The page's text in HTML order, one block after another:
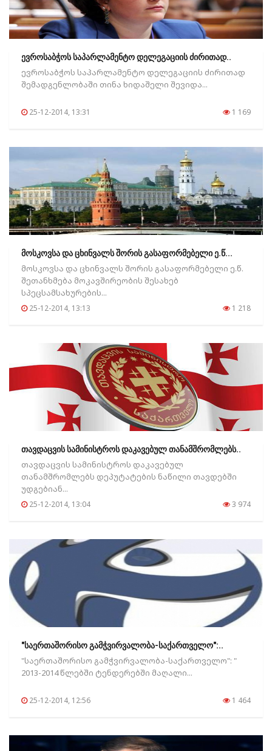
ევროსაბჭოს საპარლამენტო დელეგაციის ძირითად..
ევროსაბჭოს საპარლამენტო დელეგაციის ძირითად
შემადგენლობაში თინა ხიდაშელი შევიდა...
25-12-2014, 13:31 1 169
მოსკოვსა და ცხინვალს შორის გასაფორმებელი ე.წ...
მოსკოვსა და ცხინვალს შორის გასაფორმებელი ე.წ.
შეთანხმება მოკავშირეობის შესახებ
სპეცსამსახურების...
25-12-2014, 13:13 1 218
თავდაცვის სამინისტროს დაკავებულ თანამშრომლებს..
თავდაცვის სამინისტროს დაკავებულ
თანამშრომლებს დეპუტატების ნაწილი თავდებში
უდგებიან...
25-12-2014, 13:04 3 974
"საერთაშორისო გამჭვირვალობა-საქართველო":..
"საერთაშორისო გამჭვირვალობა-საქართველო": "
2013-2014 წლებში ტენდერებში მაღალი...
25-12-2014, 12:56 1 464